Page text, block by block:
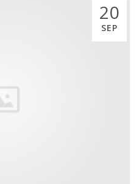
20
SEP